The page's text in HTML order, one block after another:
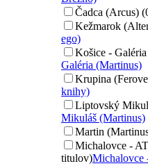
Čadca (Arcus)
Kežmarok
ego)
Košice -
Galéria (Martinus)
Krupina
knihy)
Liptovský
Mikuláš (Martinus)
Martin
Michalovce -
titulov)Michalovce